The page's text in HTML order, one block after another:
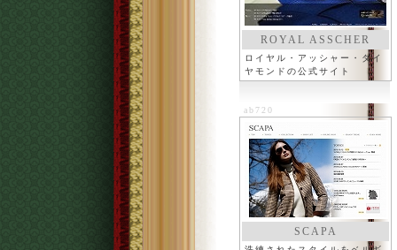
ROYAL ASSCHER
ロイヤル・アッシャー・ダイ
ヤモンドの公式サイト
ab720
SCAPA